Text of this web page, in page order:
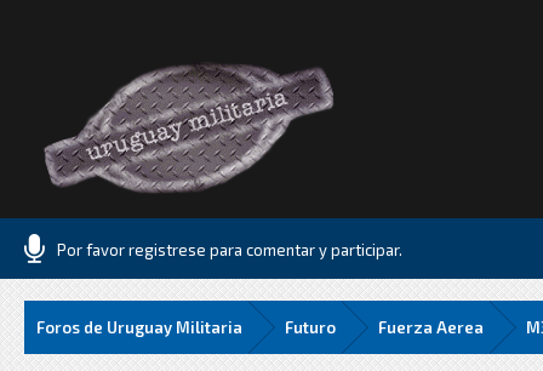
Por favor registrese para comentar y participar.
Foros de Uruguay Militaria Futuro Fuerza Aerea